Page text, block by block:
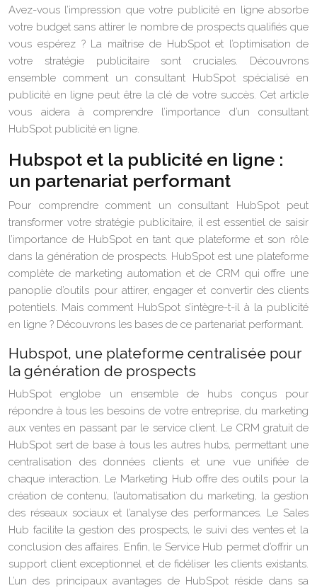
Avez-vous l’impression que votre publicité en ligne absorbe
votre budget sans attirer le nombre de prospects qualifiés que
vous espérez ? La maîtrise de HubSpot et l’optimisation de
votre stratégie publicitaire sont cruciales. Découvrons
ensemble comment un consultant HubSpot spécialisé en
publicité en ligne peut être la clé de votre succès. Cet article
vous aidera à comprendre l’importance d’un consultant
HubSpot publicité en ligne.
Hubspot et la publicité en ligne :
un partenariat performant
Pour comprendre comment un consultant HubSpot peut
transformer votre stratégie publicitaire, il est essentiel de saisir
l’importance de HubSpot en tant que plateforme et son rôle
dans la génération de prospects. HubSpot est une plateforme
complète de marketing automation et de CRM qui offre une
panoplie d’outils pour attirer, engager et convertir des clients
potentiels. Mais comment HubSpot s’intègre-t-il à la publicité
en ligne ? Découvrons les bases de ce partenariat performant.
Hubspot, une plateforme centralisée pour
la génération de prospects
HubSpot englobe un ensemble de hubs conçus pour
répondre à tous les besoins de votre entreprise, du marketing
aux ventes en passant par le service client. Le CRM gratuit de
HubSpot sert de base à tous les autres hubs, permettant une
centralisation des données clients et une vue unifiée de
chaque interaction. Le Marketing Hub offre des outils pour la
création de contenu, l’automatisation du marketing, la gestion
des réseaux sociaux et l’analyse des performances. Le Sales
Hub facilite la gestion des prospects, le suivi des ventes et la
conclusion des affaires. Enfin, le Service Hub permet d’offrir un
support client exceptionnel et de fidéliser les clients existants.
L’un des principaux avantages de HubSpot réside dans sa